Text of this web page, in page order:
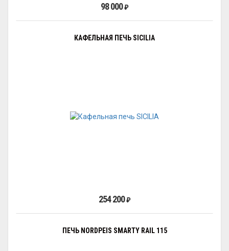
98 000₽
КАФЕЛЬНАЯ ПЕЧЬ SICILIA
254 200₽
ПЕЧЬ NORDPEIS SMARTY RAIL 115